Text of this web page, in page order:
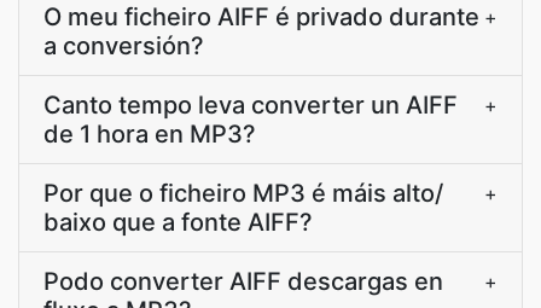
O meu ficheiro AIFF é privado durante
a conversión?
+
Canto tempo leva converter un AIFF
de 1 hora en MP3?
+
Por que o ficheiro MP3 é máis alto/
baixo que a fonte AIFF?
+
Podo converter AIFF descargas en
+